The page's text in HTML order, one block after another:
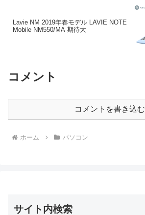
Lavie NM 2019年春モデル LAVIE NOTE
Mobile NM550/MA 期待大
コメント
コメントを書き込む
ホーム パソコン
サイト内検索